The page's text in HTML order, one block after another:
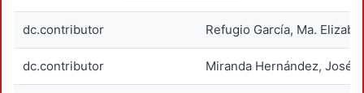
dc.contributor Refugio García, Ma.
dc.contributor Miranda Hernández, José